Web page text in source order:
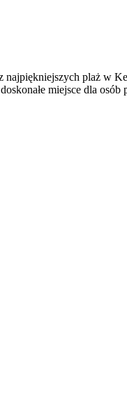
najpiękniejszych plaż w
miejsce dla